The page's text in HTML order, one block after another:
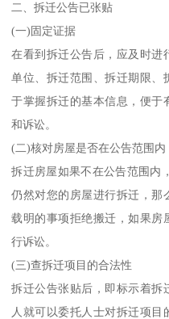
二、拆迁公告已张贴
(一)固定证据
在看到拆迁公告后，应及时进
单位、拆迁范围、拆迁期限、
于掌握拆迁的基本信息，便于
和诉讼。
(二)核对房屋是否在公告范围内
拆迁房屋如果不在公告范围内
仍然对您的房屋进行拆迁，那
载明的事项拒绝搬迁，如果房
行诉讼。
(三)查拆迁项目的合法性
拆迁公告张贴后，即标示着拆
人就可以委托人士对拆迁项目